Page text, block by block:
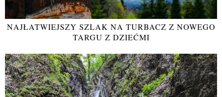
NAJŁATWIEJSZY SZLAK NA TURBACZ Z NOWEGO
TARGU Z DZIEĆMI